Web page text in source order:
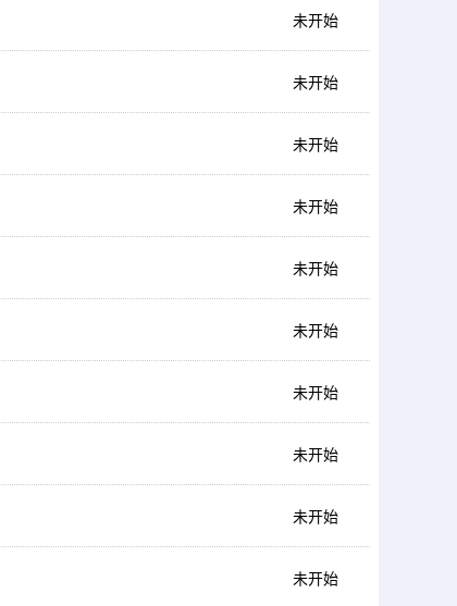
未开始
未开始
未开始
未开始
未开始
未开始
未开始
未开始
未开始
未开始